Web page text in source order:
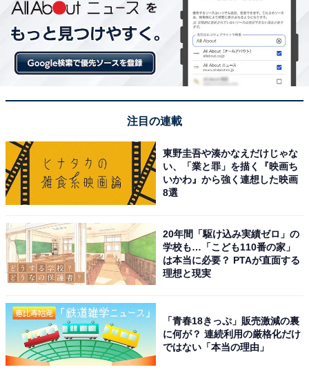
2016年の覇者であるサトノダイヤモンドは出場しない（写真：伊藤 康夫/ア
例えば、今年の天皇賞は史上最悪とも言える不良馬場で
開催されました。それが原因で力を出せなかった馬など
は必要以上に着順を落としているため、本来の実力より
も人気がない、というケースも起こりそうです。
中でも『ヤマカツエース』は、昨年の有馬記念でかなり
良い競馬で4着した強い馬ですが、今年は、その天皇賞
でリズムを崩したこともあり、ジャパンカップは案外な
結果でした。ただ、昨年の有馬記念の内容は本当に良か
ったですし、今年も馬場など条件が噛み合えば巻き返し
は十分に期待できると思います。
注目の連載
東野圭吾や湊かなえだけじゃな
い、「業と罪」を描く『映画ち
いかわ』から強く連想した映画
8選
20年間「駆け込み実績ゼロ」の
学校も…「こども110番の家」
は本当に必要？ PTAが直面する
理想と現実
「青春18きっぷ」販売激減の裏
に何が？ 連続利用の厳格化だけ
ではない「本当の理由」